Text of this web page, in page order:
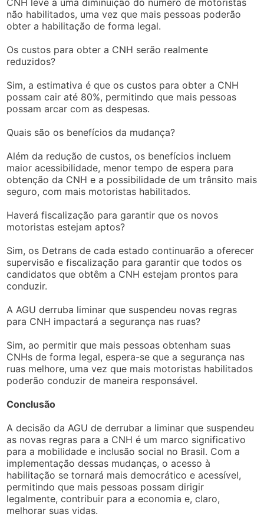
não habilitados, uma vez que mais pessoas poderão
obter a habilitação de forma legal.
Os custos para obter a CNH serão realmente
reduzidos?
Sim, a estimativa é que os custos para obter a CNH
possam cair até 80%, permitindo que mais pessoas
possam arcar com as despesas.
Quais são os benefícios da mudança?
Além da redução de custos, os benefícios incluem
maior acessibilidade, menor tempo de espera para
obtenção da CNH e a possibilidade de um trânsito mais
seguro, com mais motoristas habilitados.
Haverá fiscalização para garantir que os novos
motoristas estejam aptos?
Sim, os Detrans de cada estado continuarão a oferecer
supervisão e fiscalização para garantir que todos os
candidatos que obtêm a CNH estejam prontos para
conduzir.
A AGU derruba liminar que suspendeu novas regras
para CNH impactará a segurança nas ruas?
Sim, ao permitir que mais pessoas obtenham suas
CNHs de forma legal, espera-se que a segurança nas
ruas melhore, uma vez que mais motoristas habilitados
poderão conduzir de maneira responsável.
Conclusão
A decisão da AGU de derrubar a liminar que suspendeu
as novas regras para a CNH é um marco significativo
para a mobilidade e inclusão social no Brasil. Com a
implementação dessas mudanças, o acesso à
habilitação se tornará mais democrático e acessível,
permitindo que mais pessoas possam dirigir
legalmente, contribuir para a economia e, claro,
melhorar suas vidas.